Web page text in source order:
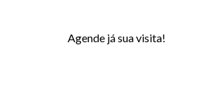
Agende já sua visita!